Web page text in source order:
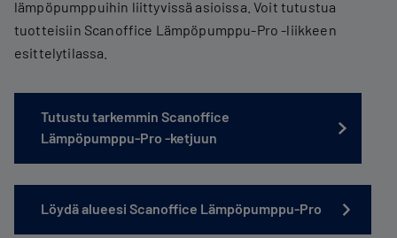
lämpöpumppuihin liittyvissä asioissa. Voit tutustua
tuotteisiin Scanoffice Lämpöpumppu-Pro -liikkeen
esittelytilassa.
Tutustu tarkemmin Scanoffice
Lämpöpumppu-Pro -ketjuun
Löydä alueesi Scanoffice Lämpöpumppu-Pro